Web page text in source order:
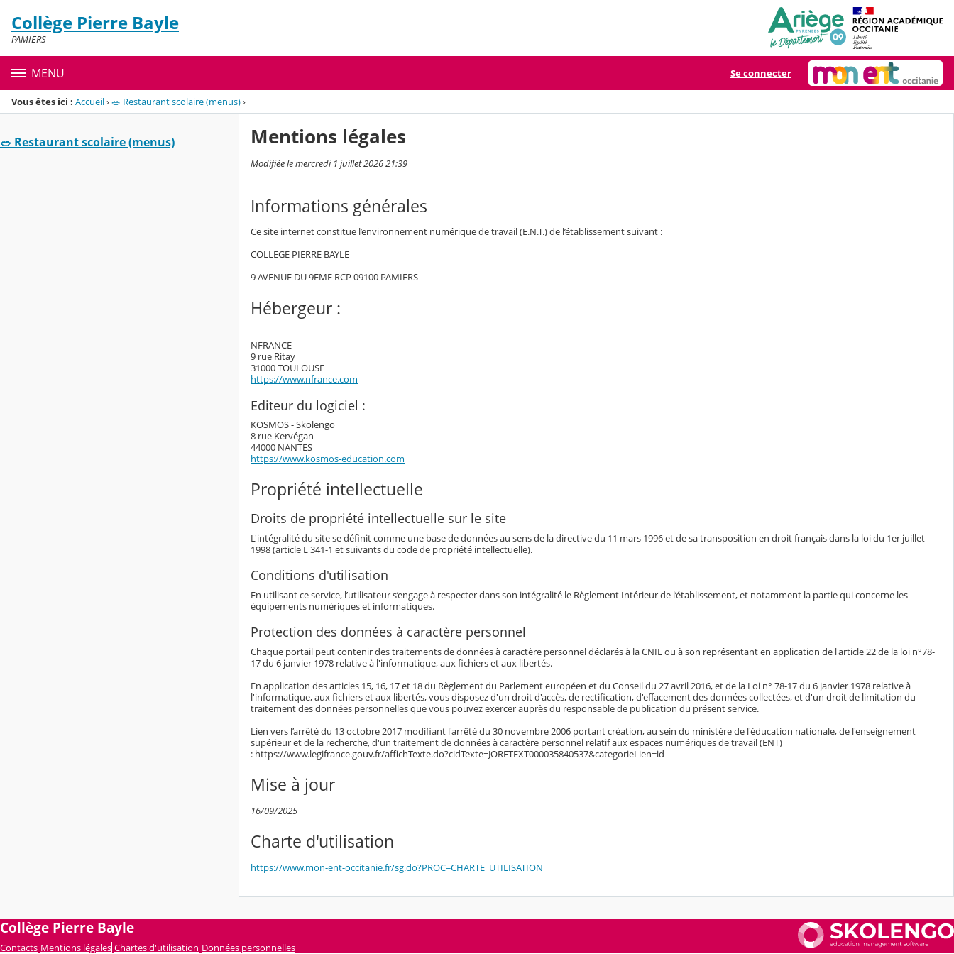
Menu de la rubrique
Contenu
Collège Pierre Bayle
PAMIERS
MENU Se connecter
Vous êtes ici : Accueil›🥗 Restaurant scolaire (menus)›
🥗 Restaurant scolaire (menus) Mentions légales
Modifiée le mercredi 1 juillet 2026 21:39
Informations générales
Ce site internet constitue l’environnement numérique de travail (E.N.T.) de l’établissement suivant :
COLLEGE PIERRE BAYLE
9 AVENUE DU 9EME RCP 09100 PAMIERS
Hébergeur :
NFRANCE
9 rue Ritay
31000 TOULOUSE
https://www.nfrance.com
Editeur du logiciel :
KOSMOS - Skolengo
8 rue Kervégan
44000 NANTES
https://www.kosmos-education.com
Propriété intellectuelle
Droits de propriété intellectuelle sur le site
L'intégralité du site se définit comme une base de données au sens de la directive du 11 mars 1996 et de sa transposition en droit français dans la loi du 1er juillet
1998 (article L 341-1 et suivants du code de propriété intellectuelle).
Conditions d'utilisation
En utilisant ce service, l’utilisateur s’engage à respecter dans son intégralité le Règlement Intérieur de l’établissement, et notamment la partie qui concerne les
équipements numériques et informatiques.
Protection des données à caractère personnel
Chaque portail peut contenir des traitements de données à caractère personnel déclarés à la CNIL ou à son représentant en application de l'article 22 de la loi n°78-
17 du 6 janvier 1978 relative à l'informatique, aux fichiers et aux libertés.
En application des articles 15, 16, 17 et 18 du Règlement du Parlement européen et du Conseil du 27 avril 2016, et de la Loi n° 78-17 du 6 janvier 1978 relative à
l'informatique, aux fichiers et aux libertés, vous disposez d'un droit d'accès, de rectification, d'effacement des données collectées, et d'un droit de limitation du
traitement des données personnelles que vous pouvez exercer auprès du responsable de publication du présent service.
Lien vers l’arrêté du 13 octobre 2017 modifiant l'arrêté du 30 novembre 2006 portant création, au sein du ministère de l'éducation nationale, de l'enseignement
supérieur et de la recherche, d'un traitement de données à caractère personnel relatif aux espaces numériques de travail (ENT)
: https://www.legifrance.gouv.fr/affichTexte.do?cidTexte=JORFTEXT000035840537&categorieLien=id
Mise à jour
16/09/2025
Charte d'utilisation
https://www.mon-ent-occitanie.fr/sg.do?PROC=CHARTE_UTILISATION
Collège Pierre Bayle
Contacts Mentions légales Chartes d'utilisation Données personnelles